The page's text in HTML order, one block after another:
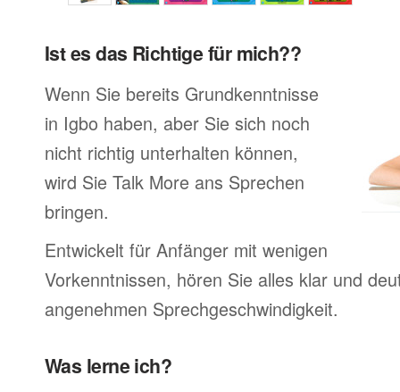
Ist es das Richtige für mich??
Wenn Sie bereits Grundkenntnisse
in Igbo haben, aber Sie sich noch
nicht richtig unterhalten können,
wird Sie Talk More ans Sprechen
bringen.
Entwickelt für Anfänger mit wenigen
Vorkenntnissen, hören Sie alles klar und
angenehmen Sprechgeschwindigkeit.
Was lerne ich?